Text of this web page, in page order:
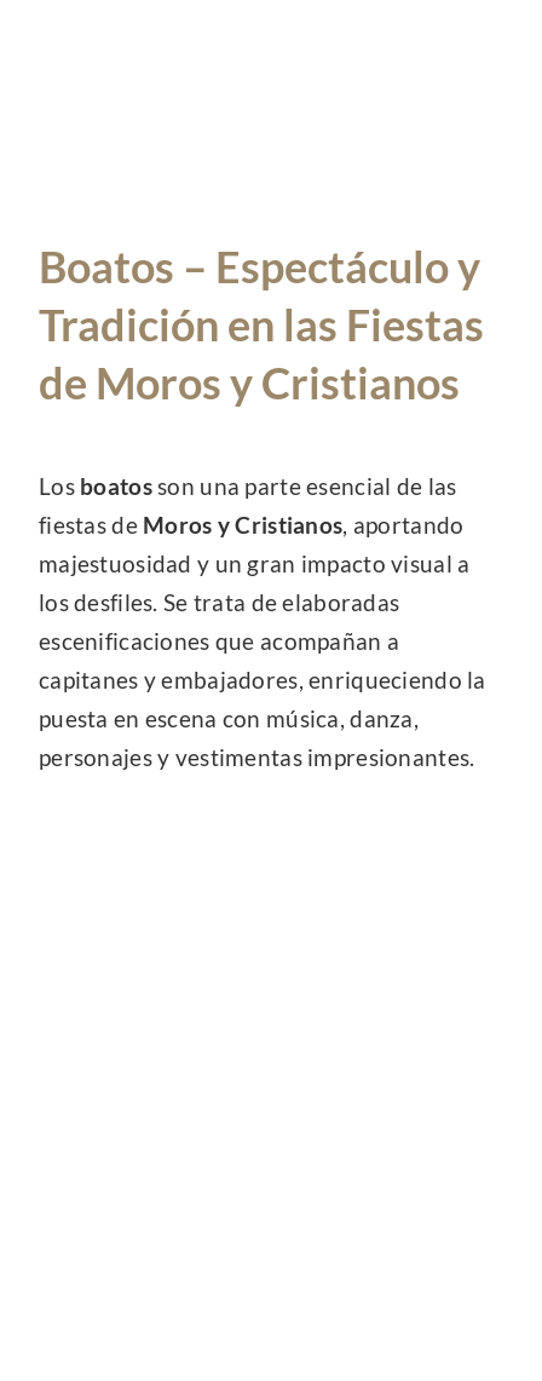
Boatos – Espectáculo y
Tradición en las Fiestas
de Moros y Cristianos
Los boatosson una parte esencial de las
fiestas de Moros y Cristianos, aportando
majestuosidad y un gran impacto visual a
los desfiles. Se trata de elaboradas
escenificaciones que acompañan a
capitanes y embajadores, enriqueciendo la
puesta en escena con música, danza,
personajes y vestimentas impresionantes.